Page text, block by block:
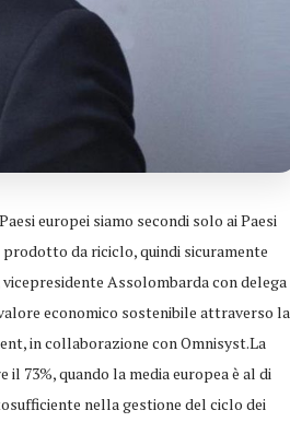
europei siamo secondi solo ai Paesi
da riciclo, quindi sicuramente
Assolombarda con delega
economico sostenibile attraverso la
in collaborazione con Omnisyst.La
73%, quando la media europea è al di
nella gestione del ciclo dei